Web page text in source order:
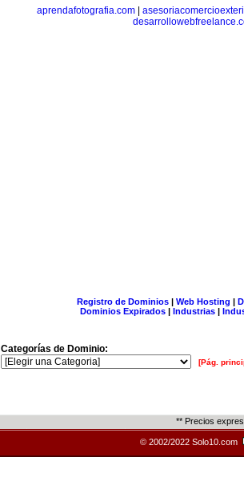
aprendafotografia.com
Registro de Dominios| Web Hosting |
Dominios Expirados | Industrias |
Categorías de Dominio:
[Pág.
** Precios
© 2002/2022 Solo10.com